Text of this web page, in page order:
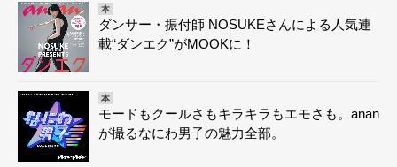
本
ダンサー・振付師 NOSUKEさんによる人気連
載“ダンエク”がMOOKに！
本
モードもクールさもキラキラもエモさも。anan
が撮るなにわ男子の魅力全部。